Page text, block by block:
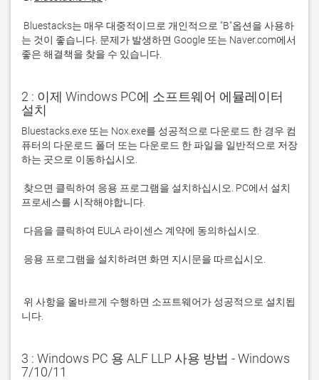
는 것이 좋습니다. 문제가 발생하면 Google 또는 Naver.com에서
좋은 해결책을 찾을 수 있습니다.
2 : 이제 Windows PC에 소프트웨어 에뮬레이터
설치
Bluestacks.exe 또는 Nox.exe를 성공적으로 다운로드 한 경우 컴
퓨터의 다운로드 폴더 또는 다운로드 한 파일을 일반적으로 저장
니다.
3 : Windows PC 용 ALF LLP 사용 방법 - Windows
7/10/11